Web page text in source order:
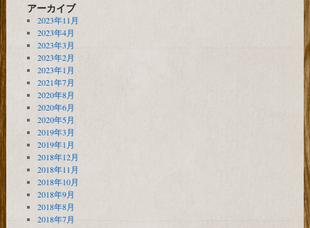
アーカイブ
2023年11月
2023年4月
2023年3月
2023年2月
2023年1月
2021年7月
2020年8月
2020年6月
2020年5月
2019年3月
2019年1月
2018年12月
2018年11月
2018年10月
2018年9月
2018年8月
2018年7月